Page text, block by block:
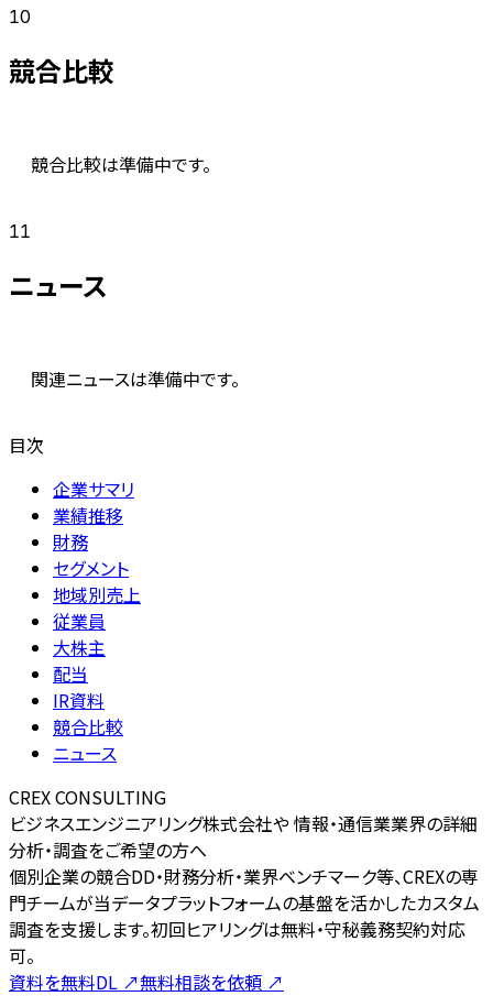
10
競合比較
競合比較は準備中です。
11
ニュース
関連ニュースは準備中です。
目次
企業サマリ
業績推移
財務
セグメント
地域別売上
従業員
大株主
配当
IR資料
競合比較
ニュース
CREX CONSULTING
ビジネスエンジニアリング株式会社や 情報・通信業業界の詳細
分析・調査をご希望の方へ
個別企業の競合DD・財務分析・業界ベンチマーク等、CREXの専
門チームが当データプラットフォームの基盤を活かしたカスタム
調査を支援します。初回ヒアリングは無料・守秘義務契約対応
可。
資料を無料DL ↗無料相談を依頼 ↗